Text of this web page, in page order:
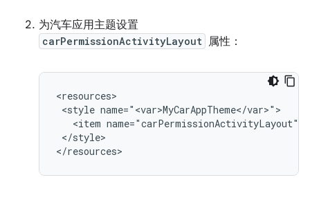
为汽车应用主题设置
carPermissionActivityLayout 属性：
<style
<item
</style>